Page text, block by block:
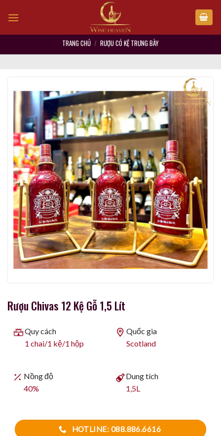
TRANG CHỦ / RƯỢU CÓ KỆ TRƯNG BÀY
Rượu Chivas 12 Kệ Gỗ 1,5 Lít
Quy cách
1 chai/1 kệ/1 hộp
Quốc gia
Scotland
Nồng độ
40%
Dung tích
1,5L
HOTLINE: 088.886.6616